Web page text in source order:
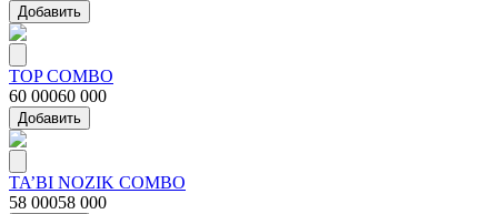
Добавить
TOP COMBO
60 00060 000
Добавить
TA’BI NOZIK COMBO
58 00058 000